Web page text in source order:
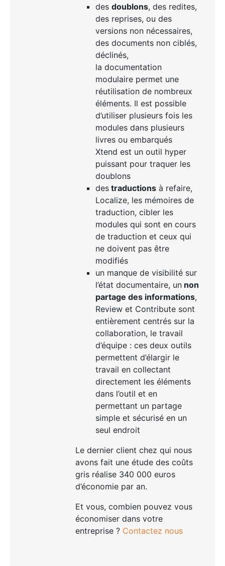
des doublons, des redites,
des reprises, ou des
versions non nécessaires,
des documents non ciblés,
déclinés,
la documentation
modulaire permet une
réutilisation de nombreux
éléments. Il est possible
d’utiliser plusieurs fois les
modules dans plusieurs
livres ou embarqués
Xtend est un outil hyper
puissant pour traquer les
doublons
des traductions à refaire,
Localize, les mémoires de
traduction, cibler les
modules qui sont en cours
de traduction et ceux qui
ne doivent pas être
modifiés
un manque de visibilité sur
l’état documentaire, un non
partage des informations,
Review et Contribute sont
entièrement centrés sur la
collaboration, le travail
d’équipe : ces deux outils
permettent d’élargir le
travail en collectant
directement les éléments
dans l’outil et en
permettant un partage
simple et sécurisé en un
seul endroit
Le dernier client chez qui nous
avons fait une étude des coûts
gris réalise 340 000 euros
d’économie par an.
Et vous, combien pouvez vous
économiser dans votre
entreprise ? Contactez nous